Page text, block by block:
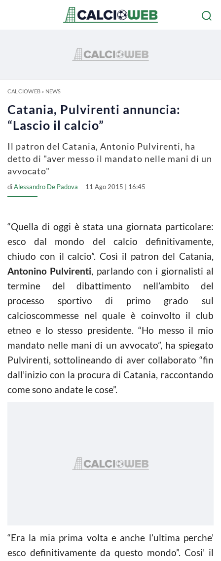
CALCIOWEB» NEWS
Catania, Pulvirenti annuncia:
“Lascio il calcio”
Il patron del Catania, Antonio Pulvirenti, ha
detto di "aver messo il mandato nelle mani di un
avvocato"
diAlessandro De Padova 11 Ago 2015 | 16:45
“Quella di oggi è stata una giornata particolare:
esco dal mondo del calcio definitivamente,
chiudo con il calcio”. Così il patron del Catania,
Antonino Pulvirenti, parlando con i giornalisti al
termine del dibattimento nell’ambito del
processo sportivo di primo grado sul
calcioscommesse nel quale è coinvolto il club
etneo e lo stesso presidente. “Ho messo il mio
mandato nelle mani di un avvocato”, ha spiegato
Pulvirenti, sottolineando di aver collaborato “fin
dall’inizio con la procura di Catania, raccontando
come sono andate le cose”.
“Era la mia prima volta e anche l’ultima perche’
esco definitivamente da questo mondo”. Cosi’ il